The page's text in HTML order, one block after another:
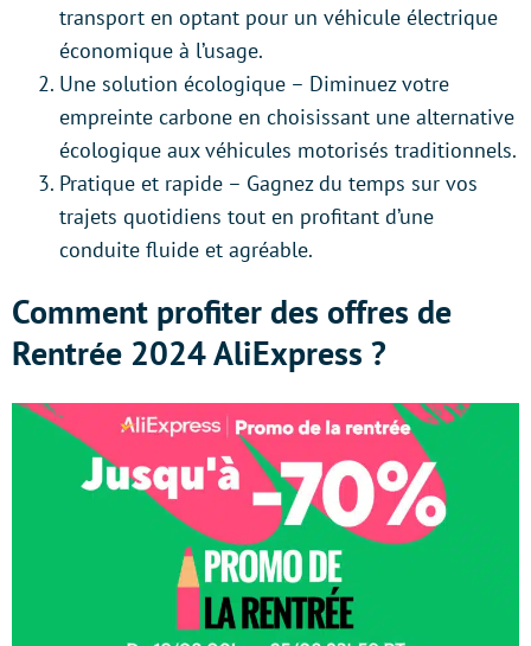
transport en optant pour un véhicule électrique
économique à l’usage.
Une solution écologique – Diminuez votre
empreinte carbone en choisissant une alternative
écologique aux véhicules motorisés traditionnels.
Pratique et rapide – Gagnez du temps sur vos
trajets quotidiens tout en profitant d’une
conduite fluide et agréable.
Comment profiter des offres de
Rentrée 2024 AliExpress ?